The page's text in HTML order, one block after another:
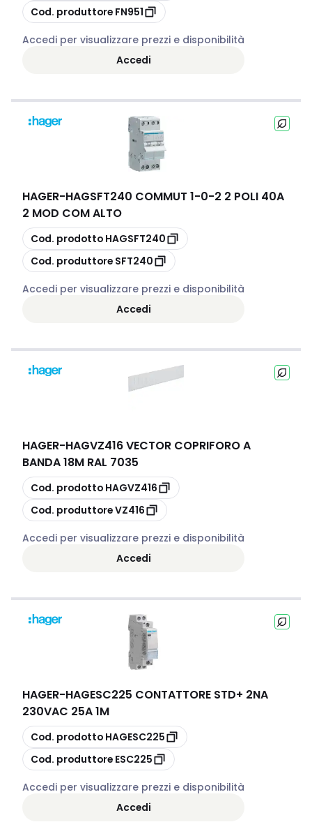
copia
Cod. produttore FN951
Accedi per visualizzare prezzi e disponibilità
Accedi
HAGER-HAGSFT240 COMMUT 1-0-2 2 POLI 40A
2 MOD COM ALTO
copia
Cod. prodotto HAGSFT240
copia
Cod. produttore SFT240
Accedi per visualizzare prezzi e disponibilità
Accedi
HAGER-HAGVZ416 VECTOR COPRIFORO A
BANDA 18M RAL 7035
copia
Cod. prodotto HAGVZ416
copia
Cod. produttoreVZ416
Accedi per visualizzare prezzi e disponibilità
Accedi
HAGER-HAGESC225 CONTATTORE STD+ 2NA
230VAC 25A 1M
copia
Cod. prodotto HAGESC225
copia
Cod. produttore ESC225
Accedi per visualizzare prezzi e disponibilità
Accedi